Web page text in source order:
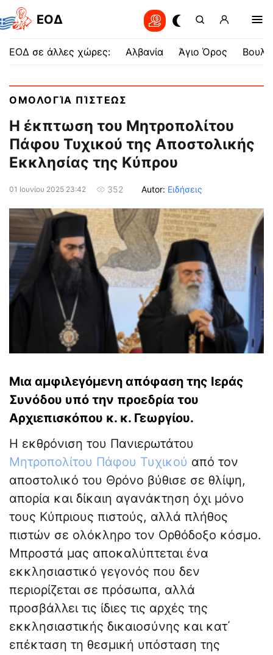
EOΔ
ΕΟΔ σε άλλες χώρες: Αλβανία Άγιο Όρος
ΟΜΟΛΟΓΊΑ ΠΊΣΤΕΩΣ
Η έκπτωση του Μητροπολίτου
Πάφου Τυχικού της Αποστολικής
Εκκλησίας της Κύπρου
01 Ιουνίου 2025 23:42 352 Autor: Ειδήσεις
Μια αμφιλεγόμενη απόφαση της Ιεράς
Συνόδου υπό την προεδρία του
Αρχιεπισκόπου κ. κ. Γεωργίου.
Η εκθρόνιση του Πανιερωτάτου
Μητροπολίτου Πάφου Τυχικού από τον
αποστολικό του Θρόνο βύθισε σε θλίψη,
απορία και δίκαιη αγανάκτηση όχι μόνο
τους Κύπριους πιστούς, αλλά πλήθος
πιστών σε ολόκληρο τον Ορθόδοξο κόσμο.
Μπροστά μας αποκαλύπτεται ένα
εκκλησιαστικό γεγονός που δεν
περιορίζεται σε πρόσωπα, αλλά
προσβάλλει τις ίδιες τις αρχές της
εκκλησιαστικής δικαιοσύνης και κατ΄
επέκταση τη θεσμική υπόσταση της